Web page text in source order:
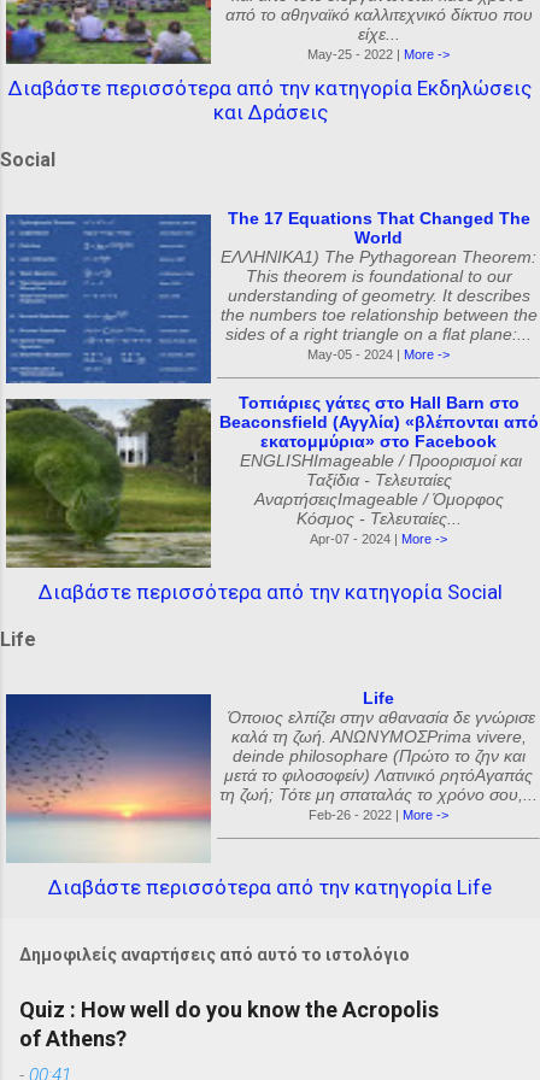
από το αθηναϊκό καλλιτεχνικό δίκτυο που
είχε...
May-25 - 2022 | More ->
Διαβάστε περισσότερα από την κατηγορία Εκδηλώσεις
και Δράσεις
Social
The 17 Equations That Changed The
World
ΕΛΛΗΝΙΚΑ1) The Pythagorean Theorem:
This theorem is foundational to our
understanding of geometry. It describes
the numbers toe relationship between the
sides of a right triangle on a flat plane:...
May-05 - 2024 | More ->
Τοπιάριες γάτες στο Hall Barn στο
Beaconsfield (Αγγλία) «βλέπονται από
εκατομμύρια» στο Facebook
ENGLISHImageable / Προορισμοί και
Ταξίδια - Τελευταίες
ΑναρτήσειςImageable / Όμορφος
Κόσμος - Τελευταίες...
Apr-07 - 2024 | More ->
Διαβάστε περισσότερα από την κατηγορία Social
Life
Life
Όποιος ελπίζει στην αθανασία δε γνώρισε
καλά τη ζωή. ΑΝΩΝΥΜΟΣPrima vivere,
deinde philosophare (Πρώτο το ζην και
μετά το φιλοσοφείν) Λατινικό ρητόΑγαπάς
τη ζωή; Τότε μη σπαταλάς το χρόνο σου,...
Feb-26 - 2022 | More ->
Διαβάστε περισσότερα από την κατηγορία Life
Δημοφιλείς αναρτήσεις από αυτό το ιστολόγιο
Quiz : How well do you know the Acropolis
of Athens?
- 00:41